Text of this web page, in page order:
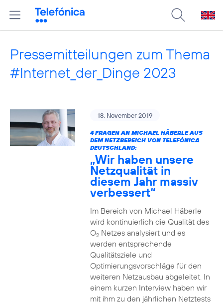
Pressemitteilungen zum Thema
#Internet_der_Dinge 2023
18. November 2019
4 FRAGEN AN MICHAEL HÄBERLE AUS
DEM NETZBEREICH VON TELEFÓNICA
DEUTSCHLAND:
„Wir haben unsere
Netzqualität in
diesem Jahr massiv
verbessert“
Im Bereich von Michael Häberle
wird kontinuierlich die Qualität des
O2Netzes analysiert und es
werden entsprechende
Qualitätsziele und
Optimierungsvorschläge für den
weiteren Netzausbau abgeleitet. In
einem kurzen Interview haben wir
mit ihm zu den jährlichen Netztests